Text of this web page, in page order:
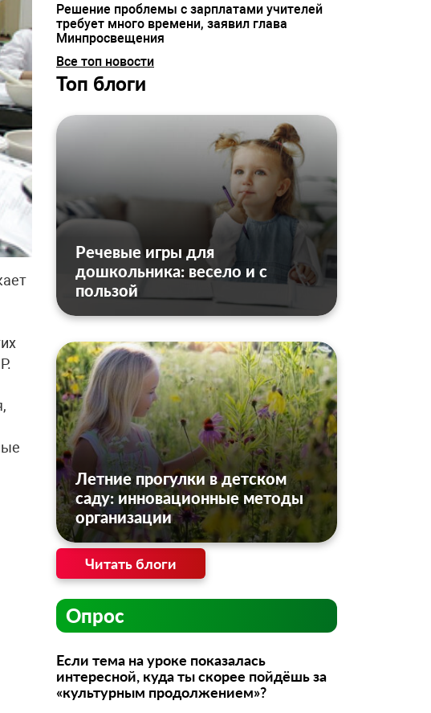
Решение проблемы с зарплатами учителей
требует много времени, заявил глава
Минпросвещения
Все топ новости
Топ блоги
Речевые игры для
дошкольника: весело и с
пользой
Летние прогулки в детском
саду: инновационные методы
организации
Читать блоги
Опрос
Если тема на уроке показалась
интересной, куда ты скорее пойдёшь за
«культурным продолжением»?